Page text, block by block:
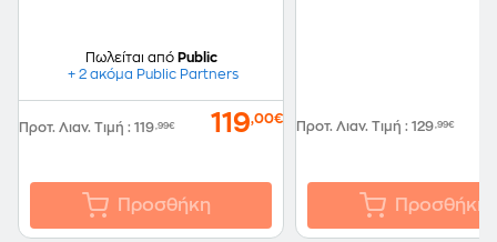
Πωλείται από Public
+ 2 ακόμα Public Partners
Προτ. Λιαν. Τιμή : 119,99€ 119,00€
Προσθήκη
Προτ. Λιαν. Τιμή : 129,99€
Προσθήκη